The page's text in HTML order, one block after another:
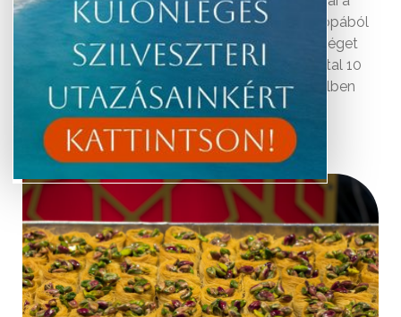
Közel-Keletről, Kelet-, Közép- és Nyugat-Európából
illetve Afrikából érkeztek különleges sokszínűséget
teremtve a konyhaművészet területén is. Ezúttal 10
különleges ételt mutatunk be, amelyeket Izraelben
járva feltétlenül meg kell kóstolni!
Knafe